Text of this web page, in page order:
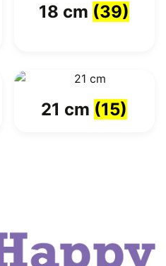
18 cm (39)
21 cm (15)